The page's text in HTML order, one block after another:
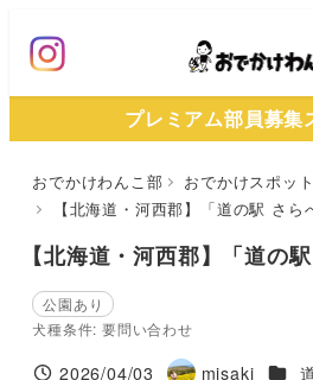
ン
プレミアム部員募集
おでかけわんこ部 おでかけスポット
【北海道・河西郡】「道の駅 さら
【北海道・河西郡】「道の
公園あり
犬種条件: 要問い合わせ
2026/04/03 misaki 施設